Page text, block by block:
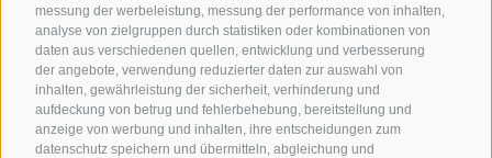
messung der werbeleistung, messung der performance von inhalten,
analyse von zielgruppen durch statistiken oder kombinationen von
daten aus verschiedenen quellen, entwicklung und verbesserung
der angebote, verwendung reduzierter daten zur auswahl von
inhalten, gewährleistung der sicherheit, verhinderung und
aufdeckung von betrug und fehlerbehebung, bereitstellung und
anzeige von werbung und inhalten, ihre entscheidungen zum
datenschutz speichern und übermitteln, abgleichung und